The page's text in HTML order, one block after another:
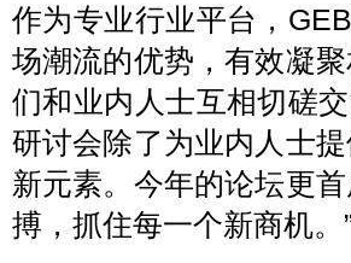
作为专业行业平台，
场潮流的优势，有效凝
们和业内人士互相切磋
研讨会除了为业内人士
新元素。今年的论坛更
搏，抓住每一个新商机。